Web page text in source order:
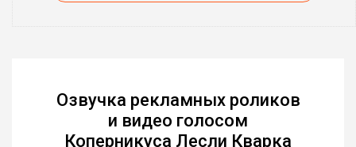
Озвучка рекламных роликов
и видео голосом
Коперникуса Лесли Кварка